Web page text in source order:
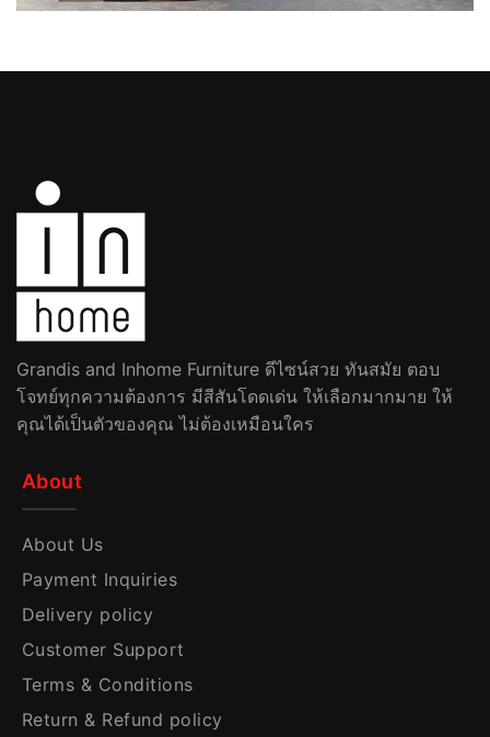
Grandis and Inhome Furniture ดีไซน์สวย ทันสมัย ตอบ
โจทย์ทุกความต้องการ มีสีสันโดดเด่น ให้เลือกมากมาย ให้
คุณได้เป็นตัวของคุณ ไม่ต้องเหมือนใคร
About
About Us
Payment Inquiries
Delivery policy
Customer Support
Terms & Conditions
Return & Refund policy